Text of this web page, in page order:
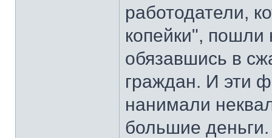
работодатели,
копейки", пошли
обязавшись в
граждан. И эти
нанимали
большие